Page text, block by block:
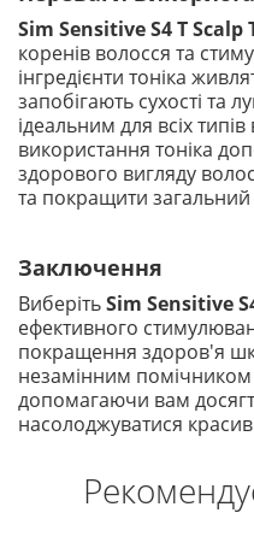
Sim Sensitive S4 T Scalp
коренів волосся та
інгредієнти тоніка
запобігають сухості
ідеальним для всіх
використання тоніка
здорового вигляду
та покращити
Заключення
ВиберітьSim Sensitive
ефективного
покращення здоров'я
незамінним помічником
допомагаючи вам
насолоджуватися